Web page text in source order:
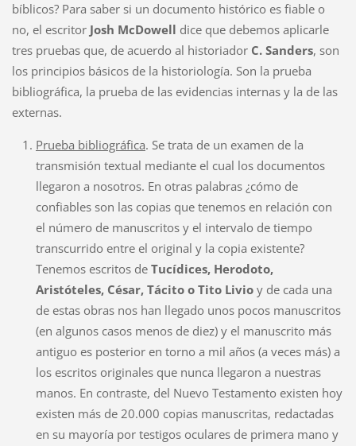
bíblicos? Para saber si un documento histórico es fiable o
no, el escritor Josh McDowell dice que debemos aplicarle
tres pruebas que, de acuerdo al historiador C. Sanders, son
los principios básicos de la historiología. Son la prueba
bibliográfica, la prueba de las evidencias internas y la de las
externas.
Prueba bibliográfica. Se trata de un examen de la
transmisión textual mediante el cual los documentos
llegaron a nosotros. En otras palabras ¿cómo de
confiables son las copias que tenemos en relación con
el número de manuscritos y el intervalo de tiempo
transcurrido entre el original y la copia existente?
Tenemos escritos de Tucídices, Herodoto,
Aristóteles, César, Tácito o Tito Livio y de cada una
de estas obras nos han llegado unos pocos manuscritos
(en algunos casos menos de diez) y el manuscrito más
antiguo es posterior en torno a mil años (a veces más) a
los escritos originales que nunca llegaron a nuestras
manos. En contraste, del Nuevo Testamento existen hoy
existen más de 20.000 copias manuscritas, redactadas
en su mayoría por testigos oculares de primera mano y